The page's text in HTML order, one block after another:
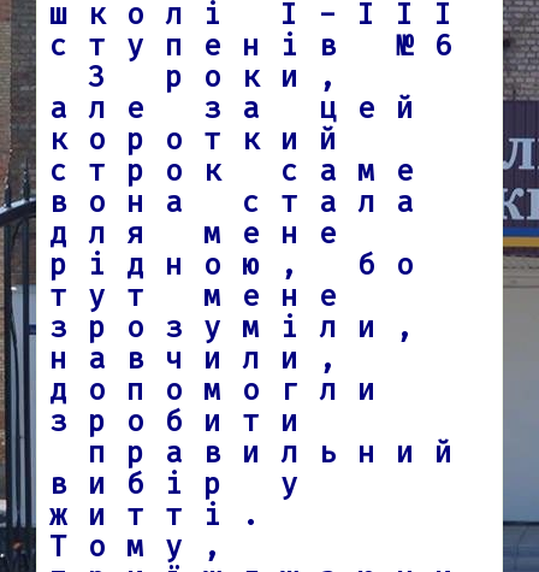
школі І-ІІІ
ступенів №6
3 роки,
але за цей
короткий
строк саме
вона стала
для мене
рідною, бо
тут мене
зрозуміли,
навчили,
допомогли
зробити
правильний
вибір у
житті.
Тому,